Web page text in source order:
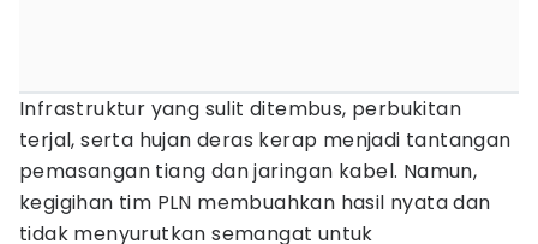
Infrastruktur yang sulit ditembus, perbukitan
terjal, serta hujan deras kerap menjadi tantangan
pemasangan tiang dan jaringan kabel. Namun,
kegigihan tim PLN membuahkan hasil nyata dan
tidak menyurutkan semangat untuk